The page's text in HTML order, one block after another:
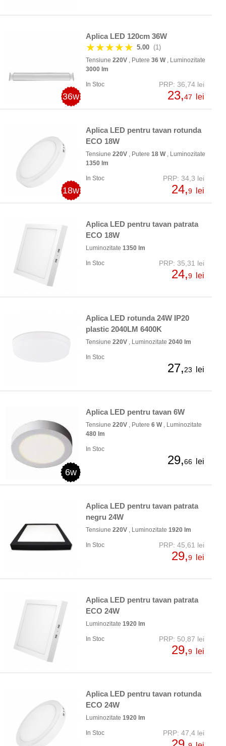
36w
Aplica LED 120cm 36W
★★★★★ 5.00 (1)
Tensiune 220V , Putere 36 W, Luminozitate
3000 lm
In Stoc PRP: 36,74 lei
23,47 lei
18w
Aplica LED pentru tavan rotunda
ECO 18W
Tensiune 220V , Putere 18 W, Luminozitate
1350 lm
In Stoc PRP: 34,3 lei
24,9 lei
Aplica LED pentru tavan patrata
ECO 18W
Luminozitate 1350 lm
In Stoc PRP: 35,31 lei
24,9 lei
Aplica LED rotunda 24W IP20
plastic 2040LM 6400K
Tensiune 220V , Luminozitate 2040 lm
In Stoc
27,23 lei
6w
Aplica LED pentru tavan 6W
Tensiune 220V , Putere 6 W, Luminozitate
480 lm
In Stoc
29,66 lei
Aplica LED pentru tavan patrata
negru 24W
Tensiune 220V , Luminozitate 1920 lm
In Stoc PRP: 45,61 lei
29,9 lei
Aplica LED pentru tavan patrata
ECO 24W
Luminozitate 1920 lm
In Stoc PRP: 50,87 lei
29,9 lei
Aplica LED pentru tavan rotunda
ECO 24W
Luminozitate 1920 lm
In Stoc PRP: 47,4 lei